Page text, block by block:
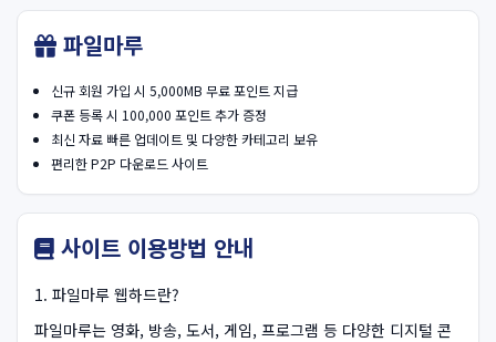
파일마루
신규 회원 가입 시 5,000MB 무료 포인트 지급
쿠폰 등록 시 100,000 포인트 추가 증정
최신 자료 빠른 업데이트 및 다양한 카테고리 보유
편리한 P2P 다운로드 사이트
사이트 이용방법 안내
1. 파일마루 웹하드란?
파일마루는 영화, 방송, 도서, 게임, 프로그램 등 다양한 디지털 콘